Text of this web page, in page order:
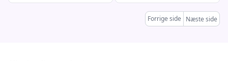
Forrige side Næste side